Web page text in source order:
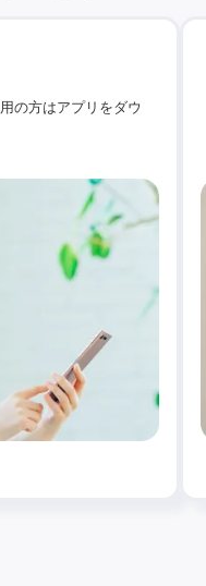
の方はアプリをダウ